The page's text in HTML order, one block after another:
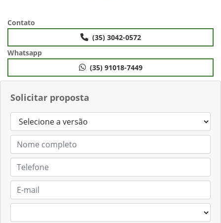
Solicitar proposta
Contato
(35) 3042-0572
Whatsapp
(35) 91018-7449